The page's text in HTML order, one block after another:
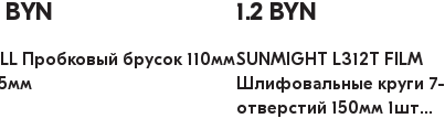
BYN
Пробковый брусок 110мм
1.2 BYN
SUNMIGHT L312T FILM
Шлифовальные круги 7-
отверстий 150мм 1шт